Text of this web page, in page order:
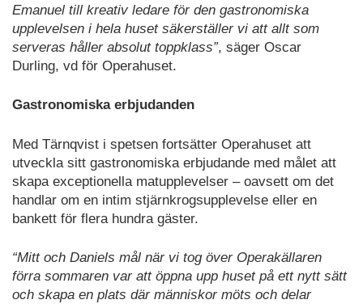
Emanuel till kreativ ledare för den gastronomiska
upplevelsen i hela huset säkerställer vi att allt som
serveras håller absolut toppklass”, säger Oscar
Durling, vd för Operahuset.
Gastronomiska erbjudanden
Med Tärnqvist i spetsen fortsätter Operahuset att
utveckla sitt gastronomiska erbjudande med målet att
skapa exceptionella matupplevelser – oavsett om det
handlar om en intim stjärnkrogsupplevelse eller en
bankett för flera hundra gäster.
“Mitt och Daniels mål när vi tog över Operakällaren
förra sommaren var att öppna upp huset på ett nytt sätt
och skapa en plats där människor möts och delar